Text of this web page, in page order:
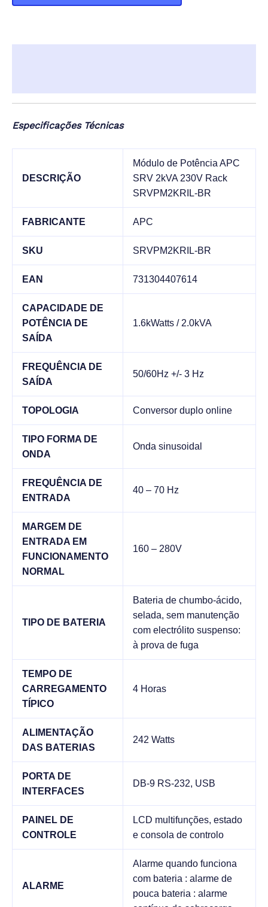
Especificações Técnicas
DESCRIÇÃO
Módulo de Potência APC
SRV 2kVA 230V Rack
SRVPM2KRIL-BR
FABRICANTE APC
SKU SRVPM2KRIL-BR
EAN 731304407614
CAPACIDADE DE
POTÊNCIA DE
SAÍDA
1.6kWatts / 2.0kVA
FREQUÊNCIA DE
SAÍDA
50/60Hz +/- 3 Hz
TOPOLOGIA Conversor duplo online
TIPO FORMA DE
ONDA
Onda sinusoidal
FREQUÊNCIA DE
ENTRADA
40 – 70 Hz
MARGEM DE
ENTRADA EM
FUNCIONAMENTO
NORMAL
160 – 280V
TIPO DE BATERIA
Bateria de chumbo-ácido,
selada, sem manutenção
com electrólito suspenso:
à prova de fuga
TEMPO DE
CARREGAMENTO
TÍPICO
4 Horas
ALIMENTAÇÃO
DAS BATERIAS
242 Watts
PORTA DE
INTERFACES
DB-9 RS-232, USB
PAINEL DE
CONTROLE
LCD multifunções, estado
e consola de controlo
ALARME
Alarme quando funciona
com bateria : alarme de
pouca bateria : alarme